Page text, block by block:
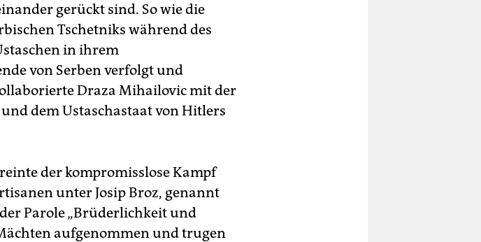
gerückt sind. So wie die
Tschetniks während des
in ihrem
von Serben verfolgt und
Draza Mihailovic mit der
dem Ustaschastaat von Hitlers
der kompromisslose Kampf
unter Josip Broz, genannt
Parole „Brüderlichkeit und
aufgenommen und trugen